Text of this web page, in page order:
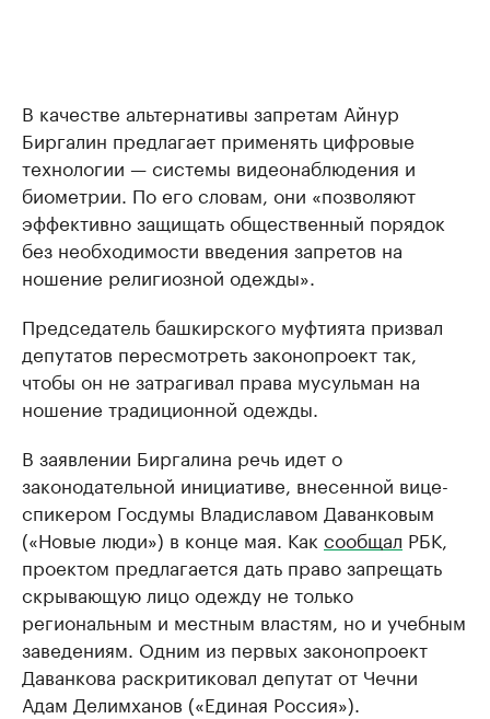
В качестве альтернативы запретам Айнур
Биргалин предлагает применять цифровые
технологии — системы видеонаблюдения и
биометрии. По его словам, они «позволяют
эффективно защищать общественный порядок
без необходимости введения запретов на
ношение религиозной одежды».
Председатель башкирского муфтията призвал
депутатов пересмотреть законопроект так,
чтобы он не затрагивал права мусульман на
ношение традиционной одежды.
В заявлении Биргалина речь идет о
законодательной инициативе, внесенной вице-
спикером Госдумы Владиславом Даванковым
(«Новые люди») в конце мая. Как сообщал РБК,
проектом предлагается дать право запрещать
скрывающую лицо одежду не только
региональным и местным властям, но и учебным
заведениям. Одним из первых законопроект
Даванкова раскритиковал депутат от Чечни
Адам Делимханов («Единая Россия»).